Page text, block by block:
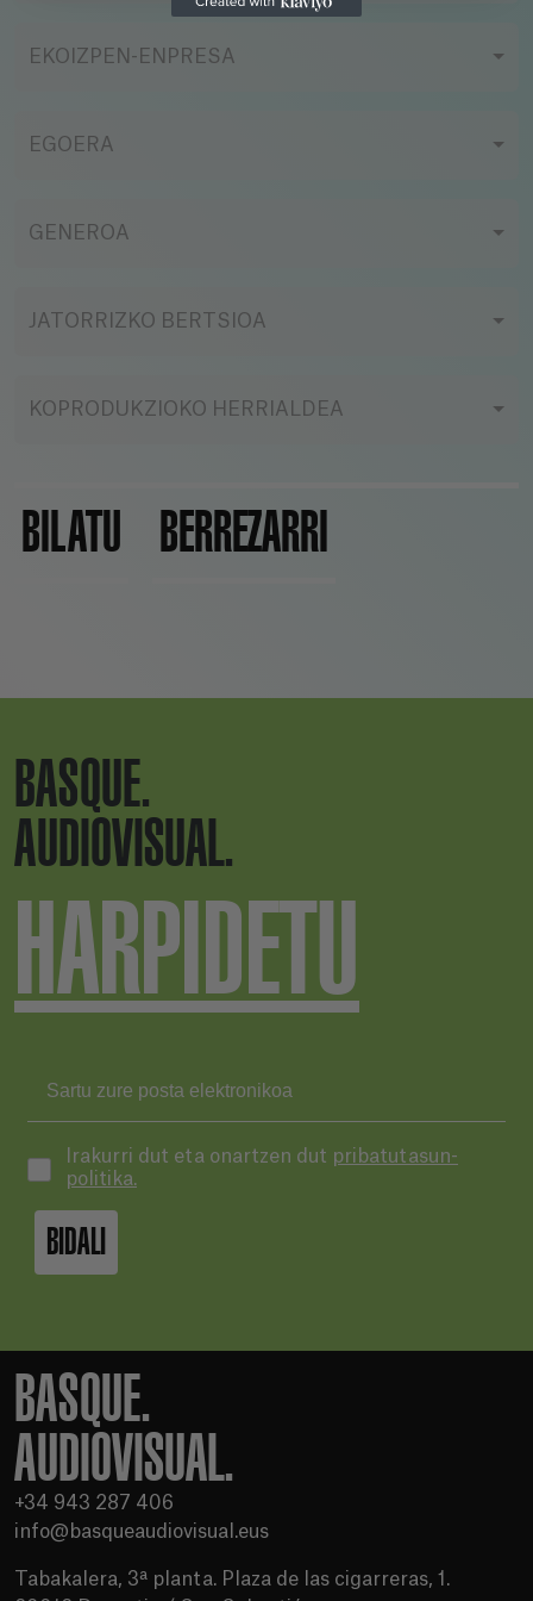
EKOIZPEN-ENPRESA
EGOERA
GENEROA
JATORRIZKO BERTSIOA
KOPRODUKZIOKO HERRIALDEA
BILATU BERREZARRI
BASQUE.
AUDIOVISUAL.
HARPIDETU
Irakurri dut eta onartzen dut pribatutasun-
politika.
BIDALI
BASQUE.
AUDIOVISUAL.
+34 943 287 406
info@basqueaudiovisual.eus
Tabakalera, 3ª planta. Plaza de las cigarreras, 1.